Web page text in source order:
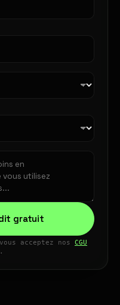
gratuit
acceptez nos CGU
.